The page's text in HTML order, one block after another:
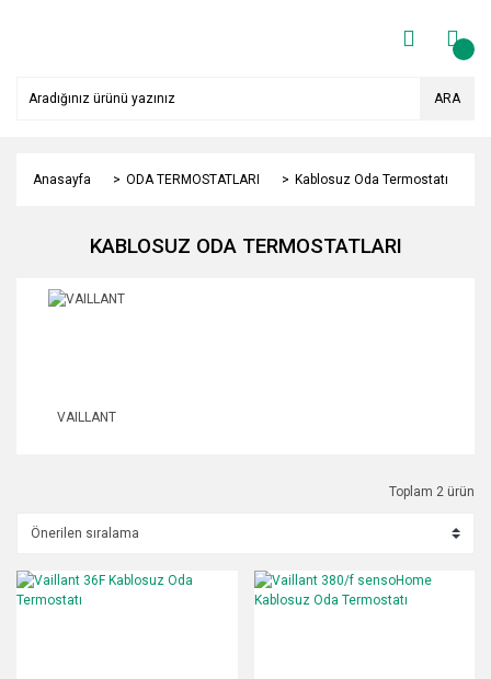
ARA
Anasayfa ODA TERMOSTATLARI Kablosuz Oda Termostatı
KABLOSUZ ODA TERMOSTATLARI
VAILLANT
Toplam 2 ürün